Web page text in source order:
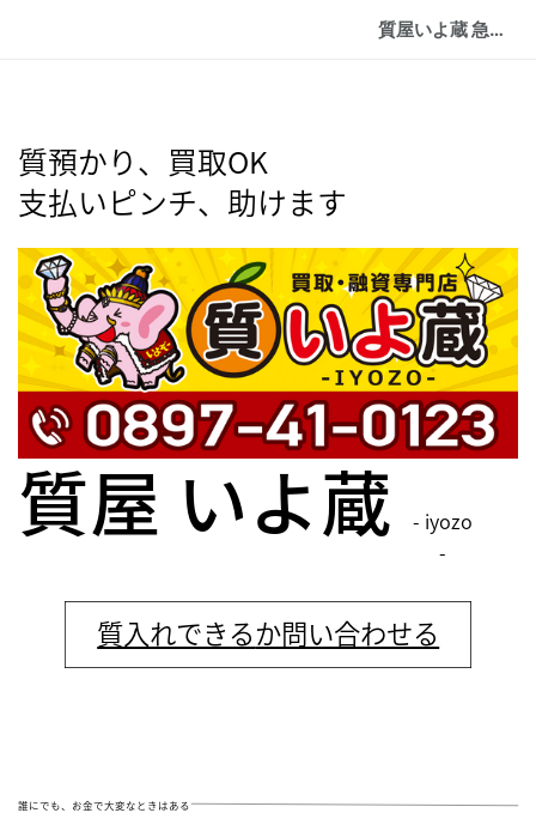
質屋いよ蔵 急ぎの資金ご用意できます
質預かり、買取OK
支払いピンチ、助けます
質屋 いよ蔵
- iyozo
-
質入れできるか問い合わせる
誰にでも、お金で大変なときはある